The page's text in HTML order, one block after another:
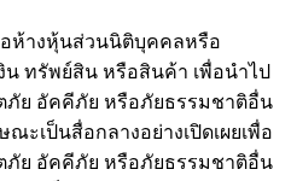
ส่วนนิติบุคคลหรือ
ทรัพย์สิน หรือสินค้า เพื่อนำไป
ภัย อัคคีภัย หรือภัยธรรมชาติอื่น
ะเป็นสื่อกลางอย่างเปิดเผยเพื่อ
ภัย อัคคีภัย หรือภัยธรรมชาติอื่น